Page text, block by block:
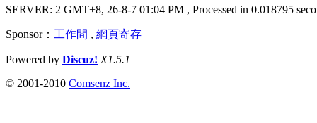
SERVER: 2 GMT+8, 26-8-7 01:04 PM , Processed in 0.018795
Sponsor： 工作間 , 網頁寄存
Powered by Discuz! X1.5.1
© 2001-2010 Comsenz Inc.